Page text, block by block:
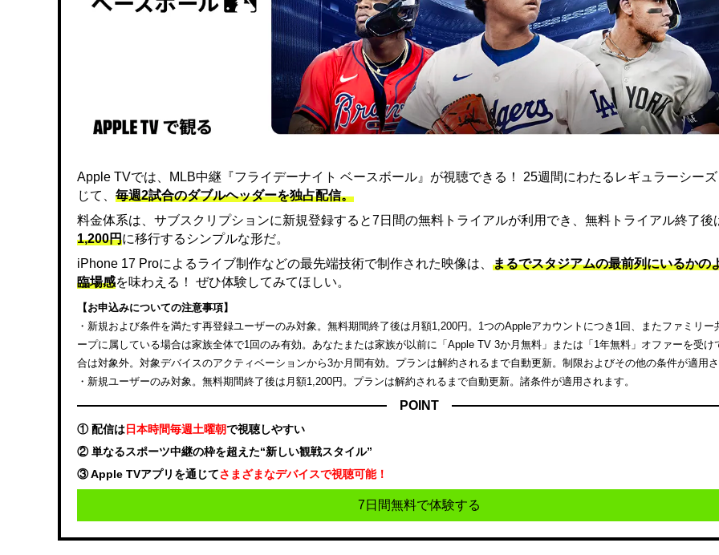
Apple TVでは、MLB中継『フライデーナイト ベースボール』が視聴できる！ 25週間にわたるレギュラーシー
じて、 毎週2試合のダブルヘッダーを独占配信。
料金体系は、サブスクリプションに新規登録すると7日間の無料トライアルが利用でき、無料トライアル終了後
1,200円に移行するシンプルな形だ。
iPhone 17 Proによるライブ制作などの最先端技術で制作された映像は、 まるでスタジアムの最前列にいるかの
臨場感を味わえる！ ぜひ体験してみてほしい。
【お申込みについての注意事項】
・新規および条件を満たす再登録ユーザーのみ対象。無料期間終了後は月額1,200円。1つのAppleアカウントにつき1回、またファミリー
ープに属している場合は家族全体で1回のみ有効。あなたまたは家族が以前に「Apple TV 3か月無料」または「1年無料」オファーを受け
合は対象外。対象デバイスのアクティベーションから3か月間有効。プランは解約されるまで自動更新。制限およびその他の条件が適用
・新規ユーザーのみ対象。無料期間終了後は月額1,200円。プランは解約されるまで自動更新。諸条件が適用されます。
POINT
① 配信は日本時間毎週土曜朝で視聴しやすい
② 単なるスポーツ中継の枠を超えた“新しい観戦スタイル”
③ Apple TVアプリを通じてさまざまなデバイスで視聴可能！
7日間無料で体験する